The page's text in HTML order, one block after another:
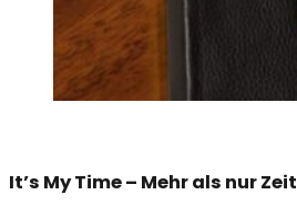
It’s My Time – Mehr als nur Zeit